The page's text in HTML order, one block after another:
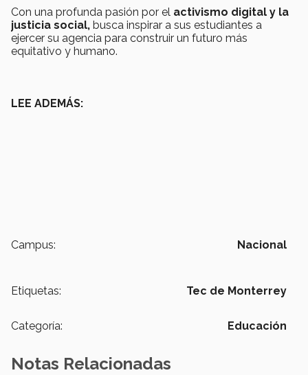
Con una profunda pasión por el activismo digital y la
justicia social, busca inspirar a sus estudiantes a
ejercer su agencia para construir un futuro más
equitativo y humano.
LEE ADEMÁS:
Campus: Nacional
Etiquetas: Tec de Monterrey
Categoría: Educación
Notas Relacionadas